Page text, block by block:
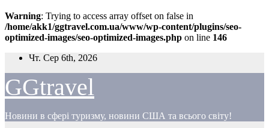
Warning: Trying to access array offset on false in
/home/akk1/ggtravel.com.ua/www/wp-content/plugins/seo-
optimized-images/seo-optimized-images.php on line 146
Перейти
вмісту
Чт. Сер 6th, 2026
GGtravel
Новини в сфері туризму, новини США та всього світу!